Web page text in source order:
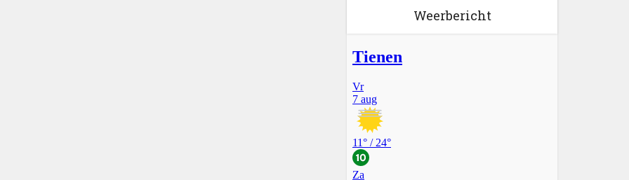
Weerbericht